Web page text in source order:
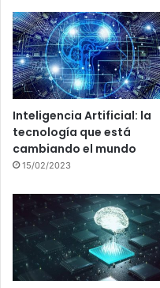
Inteligencia Artificial: la
tecnología que está
cambiando el mundo
15/02/2023